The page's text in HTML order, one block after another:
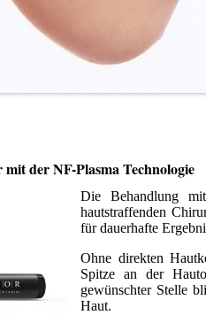
der NF-Plasma Technologie
Die Behandlung
hautstraffenden
für dauerhafte
Ohne direkten
Spitze an der
gewünschter Stelle
Haut.